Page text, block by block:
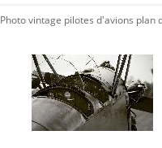
Photo vintage pilotes d'avions plan